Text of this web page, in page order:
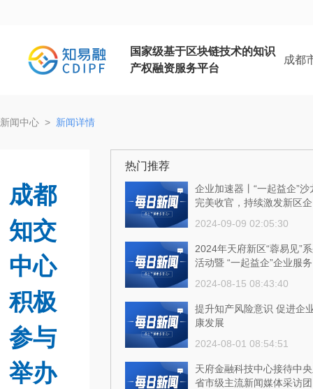
国家级基于区块链技术的知识
产权融资服务平台
成都
新闻中心 > 新闻详情
成都
知交
中心
积极
参与
举办
热门推荐
企业加速器丨“一起益企”沙
完美收官，持续激发新区
2024-09-09 02:05:30
2024年天府新区“蓉易见”
活动暨 “一起益企”企业服
2024-08-15 08:43:40
提升知产风险意识 促进企
康发展
2024-08-01 08:54:51
天府金融科技中心接待中
省市级主流新闻媒体采访团